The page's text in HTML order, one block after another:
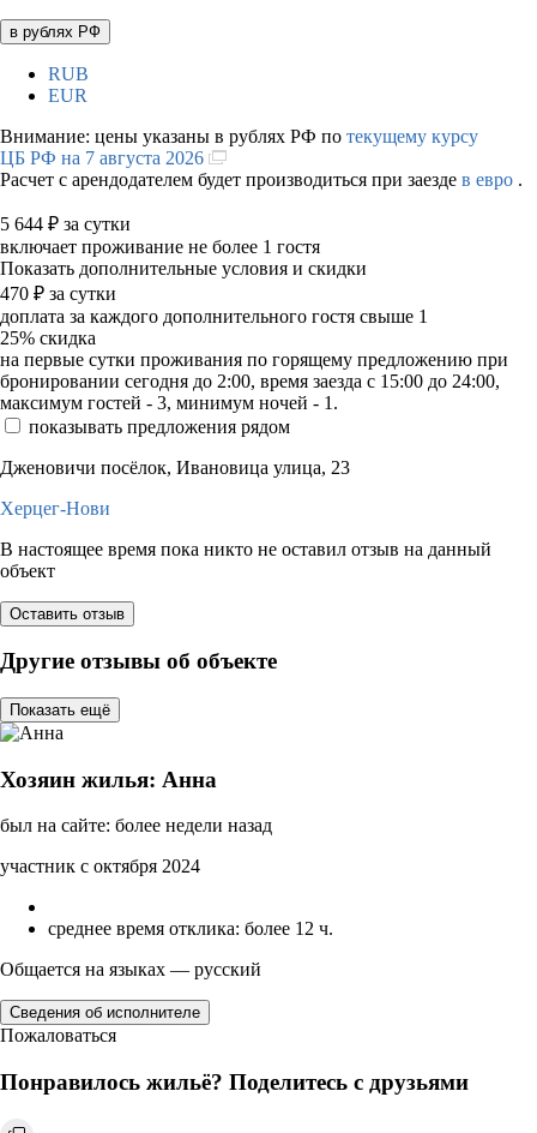
в рублях РФ
RUB
EUR
Внимание: цены указаны в рублях РФ по текущему курсу
ЦБ РФ на 7 августа 2026
Расчет с арендодателем будет производиться при заезде в евро .
5 644 ₽ за сутки
включает проживание не более 1 гостя
Показать дополнительные условия и скидки
470 ₽ за сутки
доплата за каждого дополнительного гостя свыше 1
25% скидка
на первые сутки проживания по горящему предложению при
бронировании сегодня до 2:00, время заезда с 15:00 до 24:00,
максимум гостей - 3, минимум ночей - 1.
показывать предложения рядом
Дженовичи посёлок, Ивановица улица, 23
Херцег-Нови
В настоящее время пока никто не оставил отзыв на данный
объект
Оставить отзыв
Другие отзывы об объекте
Показать ещё
Хозяин жилья: Анна
был на сайте: более недели назад
участник с октября 2024
среднее время отклика: более 12 ч.
Общается на языках — русский
Сведения об исполнителе
Пожаловаться
Понравилось жильё? Поделитесь с друзьями